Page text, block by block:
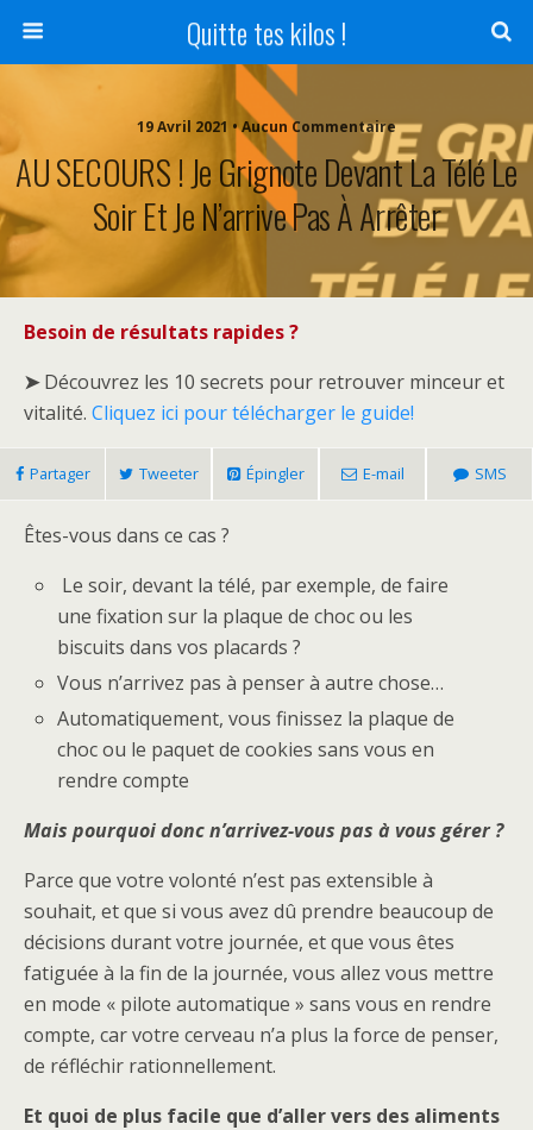
Quitte tes kilos !
19 Avril 2021 • Aucun Commentaire
AU SECOURS ! Je Grignote Devant La Télé Le
Soir Et Je N’arrive Pas À Arrêter
Besoin de résultats rapides ?
➤Découvrez les 10 secrets pour retrouver minceur et
vitalité. Cliquez ici pour télécharger le guide!
Partager Tweeter Épingler E-mail SMS
Êtes-vous dans ce cas ?
Le soir, devant la télé, par exemple, de faire
une fixation sur la plaque de choc ou les
biscuits dans vos placards ?
Vous n’arrivez pas à penser à autre chose…
Automatiquement, vous finissez la plaque de
choc ou le paquet de cookies sans vous en
rendre compte
Mais pourquoi donc n’arrivez-vous pas à vous gérer ?
Parce que votre volonté n’est pas extensible à
souhait, et que si vous avez dû prendre beaucoup de
décisions durant votre journée, et que vous êtes
fatiguée à la fin de la journée, vous allez vous mettre
en mode « pilote automatique » sans vous en rendre
compte, car votre cerveau n’a plus la force de penser,
de réfléchir rationnellement.
Et quoi de plus facile que d’aller vers des aliments